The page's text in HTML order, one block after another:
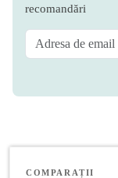
recomandări
COMPARAȚII